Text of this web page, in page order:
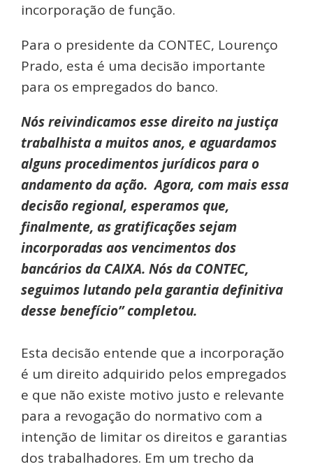
incorporação de função.
Para o presidente da CONTEC, Lourenço
Prado, esta é uma decisão importante
para os empregados do banco.
Nós reivindicamos esse direito na justiça
trabalhista a muitos anos, e aguardamos
alguns procedimentos jurídicos para o
andamento da ação. Agora, com mais essa
decisão regional, esperamos que,
finalmente, as gratificações sejam
incorporadas aos vencimentos dos
bancários da CAIXA. Nós da CONTEC,
seguimos lutando pela garantia definitiva
desse benefício” completou.
Esta decisão entende que a incorporação
é um direito adquirido pelos empregados
e que não existe motivo justo e relevante
para a revogação do normativo com a
intenção de limitar os direitos e garantias
dos trabalhadores. Em um trecho da